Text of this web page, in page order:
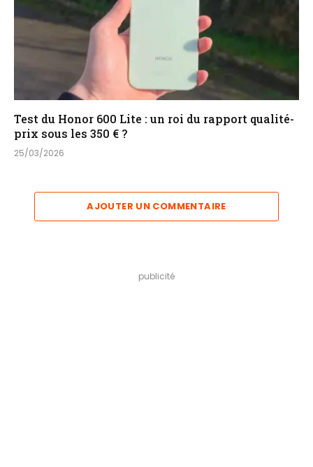
Test du Honor 600 Lite : un roi du rapport qualité-
prix sous les 350 € ?
25/03/2026
AJOUTER UN COMMENTAIRE
publicité